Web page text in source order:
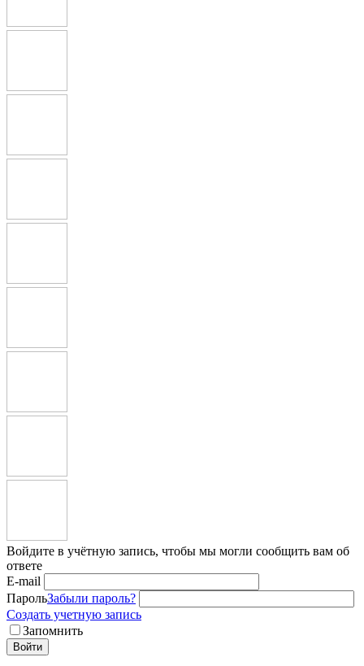
Войдите в учётную запись, чтобы мы могли сообщить вам об
ответе
E-mail
ПарольЗабыли пароль?
Создать учетную запись
Запомнить
Войти